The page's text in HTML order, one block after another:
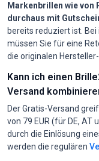
Markenbrillen wie von
durchaus mit
bereits reduziert ist.
müssen Sie für eine
die originalen
Kann ich einen
Versand
Der Gratis-Versand
von 79 EUR (für DE, AT
durch die Einlösung
werden die regulären